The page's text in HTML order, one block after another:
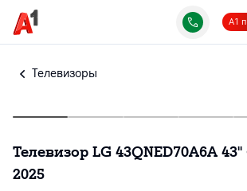
А1
Телевизоры
Телевизор LG 43QNED70A6A 43''
2025